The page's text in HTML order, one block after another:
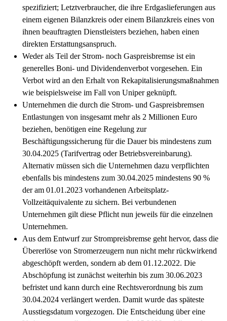
spezifiziert; Letztverbraucher, die ihre Erdgaslieferungen aus
einem eigenen Bilanzkreis oder einem Bilanzkreis eines von
ihnen beauftragten Dienstleisters beziehen, haben einen
direkten Erstattungsanspruch.
Weder als Teil der Strom- noch Gaspreisbremse ist ein
generelles Boni- und Dividendenverbot vorgesehen. Ein
Verbot wird an den Erhalt von Rekapitalisierungsmaßnahmen
wie beispielsweise im Fall von Uniper geknüpft.
Unternehmen die durch die Strom- und Gaspreisbremsen
Entlastungen von insgesamt mehr als 2 Millionen Euro
beziehen, benötigen eine Regelung zur
Beschäftigungssicherung für die Dauer bis mindestens zum
30.04.2025 (Tarifvertrag oder Betriebsvereinbarung).
Alternativ müssen sich die Unternehmen dazu verpflichten
ebenfalls bis mindestens zum 30.04.2025 mindestens 90 %
der am 01.01.2023 vorhandenen Arbeitsplatz-
Vollzeitäquivalente zu sichern. Bei verbundenen
Unternehmen gilt diese Pflicht nun jeweils für die einzelnen
Unternehmen.
Aus dem Entwurf zur Strompreisbremse geht hervor, dass die
Übererlöse von Stromerzeugern nun nicht mehr rückwirkend
abgeschöpft werden, sondern ab dem 01.12.2022. Die
Abschöpfung ist zunächst weiterhin bis zum 30.06.2023
befristet und kann durch eine Rechtsverordnung bis zum
30.04.2024 verlängert werden. Damit wurde das späteste
Ausstiegsdatum vorgezogen. Die Entscheidung über eine